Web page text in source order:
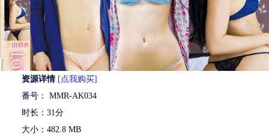
资源详情 [点我购买]
番号： MMR-AK034
时长：31分
大小：482.8 MB